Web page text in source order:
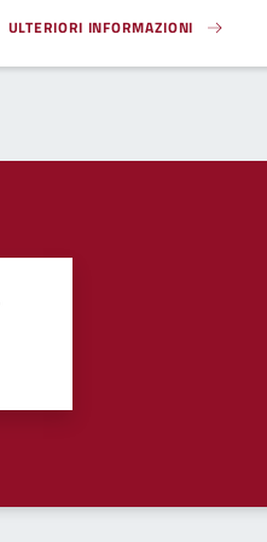
ULTERIORI INFORMAZIONI
AMBIENTE, ECOLOGIA E ANIMALI}